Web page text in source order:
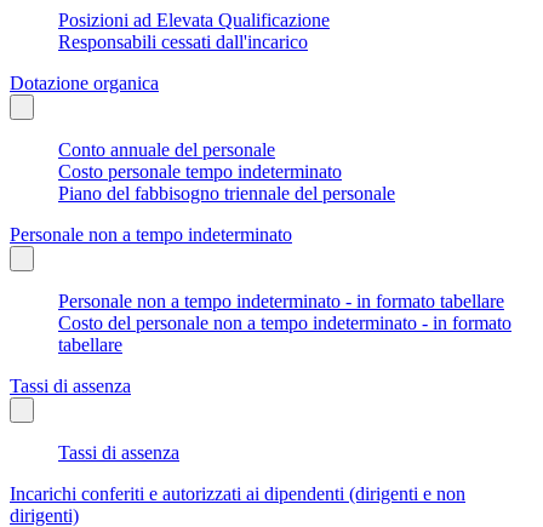
Posizioni ad Elevata Qualificazione
Responsabili cessati dall'incarico
Dotazione organica
Conto annuale del personale
Costo personale tempo indeterminato
Piano del fabbisogno triennale del personale
Personale non a tempo indeterminato
Personale non a tempo indeterminato - in formato tabellare
Costo del personale non a tempo indeterminato - in formato
tabellare
Tassi di assenza
Tassi di assenza
Incarichi conferiti e autorizzati ai dipendenti (dirigenti e non
dirigenti)